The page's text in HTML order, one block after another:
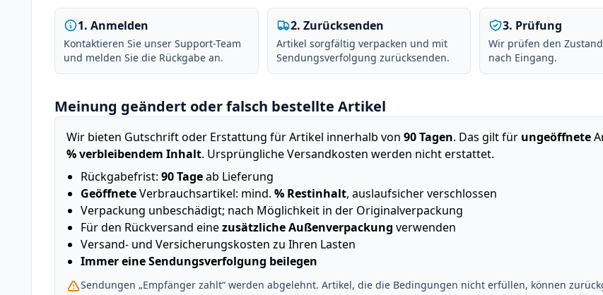
1. Anmelden
Kontaktieren Sie unser Support-Team
und melden Sie die Rückgabe an.
2. Zurücksenden
Artikel sorgfältig verpacken und mit
Sendungsverfolgung zurücksenden.
3. Prüfung
Wir prüfen den
nach Eingang.
Meinung geändert oder falsch bestellte Artikel
Wir bieten Gutschrift oder Erstattung für Artikel innerhalb von 90 Tagen. Das gilt für ungeöffnete
% verbleibendem Inhalt. Ursprüngliche Versandkosten werden nicht erstattet.
Rückgabefrist: 90 Tageab Lieferung
GeöffneteVerbrauchsartikel: mind. % Restinhalt, auslaufsicher verschlossen
Verpackung unbeschädigt; nach Möglichkeit in der Originalverpackung
Für den Rückversand einezusätzliche Außenverpackung verwenden
Versand- und Versicherungskosten zu Ihren Lasten
Immer eine Sendungsverfolgung beilegen
Sendungen „Empfänger zahlt“ werden abgelehnt. Artikel, die die Bedingungen nicht erfüllen, können